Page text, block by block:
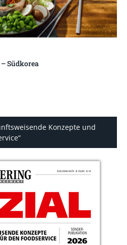
Südkorea
Konzepte und